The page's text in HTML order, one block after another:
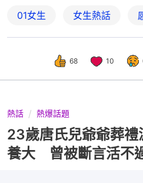
01女生 女生熱話
68 10
熱話 熱爆話題
23歲唐氏兒爺爺葬
養大 曾被斷言活不